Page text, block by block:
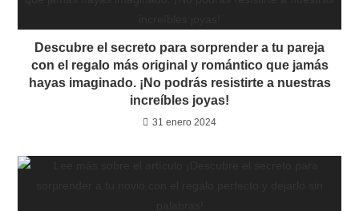
Descubre el secreto para sorprender a tu pareja
con el regalo más original y romántico que jamás
hayas imaginado. ¡No podrás resistirte a nuestras
increíbles joyas!
31 enero 2024